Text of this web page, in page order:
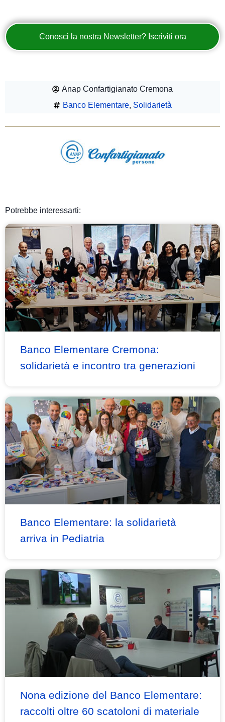
Conosci la nostra Newsletter? Iscriviti ora
Anap Confartigianato Cremona
Banco Elementare, Solidarietà
Potrebbe interessarti:
Banco Elementare Cremona:
solidarietà e incontro tra generazioni
Banco Elementare: la solidarietà
arriva in Pediatria
Nona edizione del Banco Elementare:
raccolti oltre 60 scatoloni di materiale